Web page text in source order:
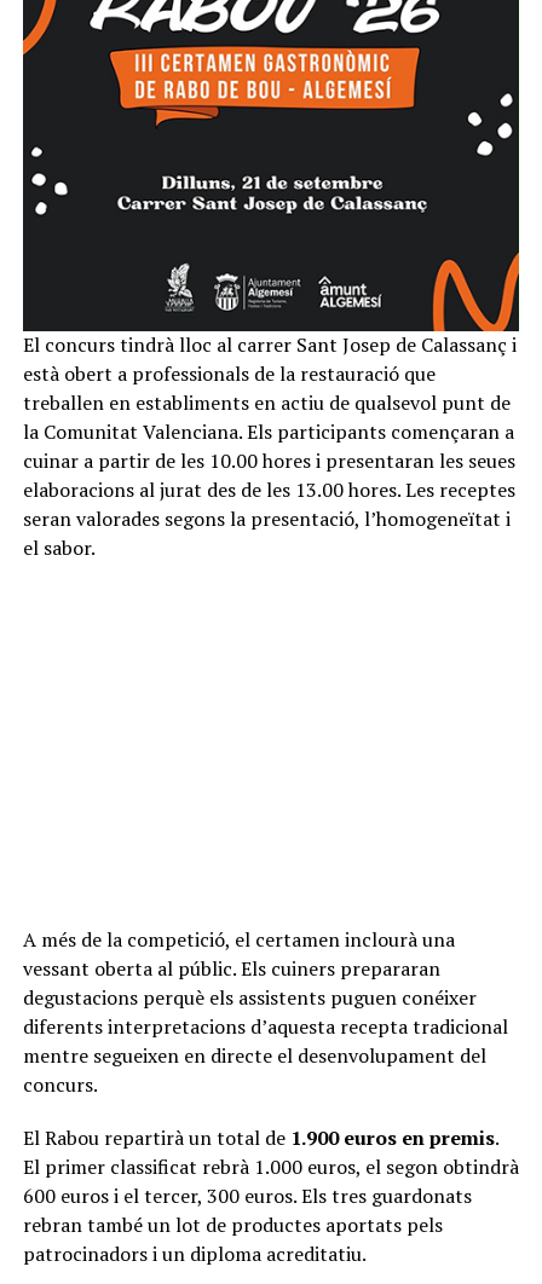
El concurs tindrà lloc al carrer Sant Josep de Calassanç i
està obert a professionals de la restauració que
treballen en establiments en actiu de qualsevol punt de
la Comunitat Valenciana. Els participants començaran a
cuinar a partir de les 10.00 hores i presentaran les seues
elaboracions al jurat des de les 13.00 hores. Les receptes
seran valorades segons la presentació, l’homogeneïtat i
el sabor.
A més de la competició, el certamen inclourà una
vessant oberta al públic. Els cuiners prepararan
degustacions perquè els assistents puguen conéixer
diferents interpretacions d’aquesta recepta tradicional
mentre segueixen en directe el desenvolupament del
concurs.
El Rabou repartirà un total de 1.900 euros en premis.
El primer classificat rebrà 1.000 euros, el segon obtindrà
600 euros i el tercer, 300 euros. Els tres guardonats
rebran també un lot de productes aportats pels
patrocinadors i un diploma acreditatiu.